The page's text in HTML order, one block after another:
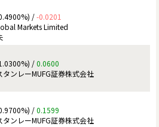
/-0.0201
Markets Limited
/0.0600
タンレーMUFG証券株式会社
/0.1599
タンレーMUFG証券株式会社